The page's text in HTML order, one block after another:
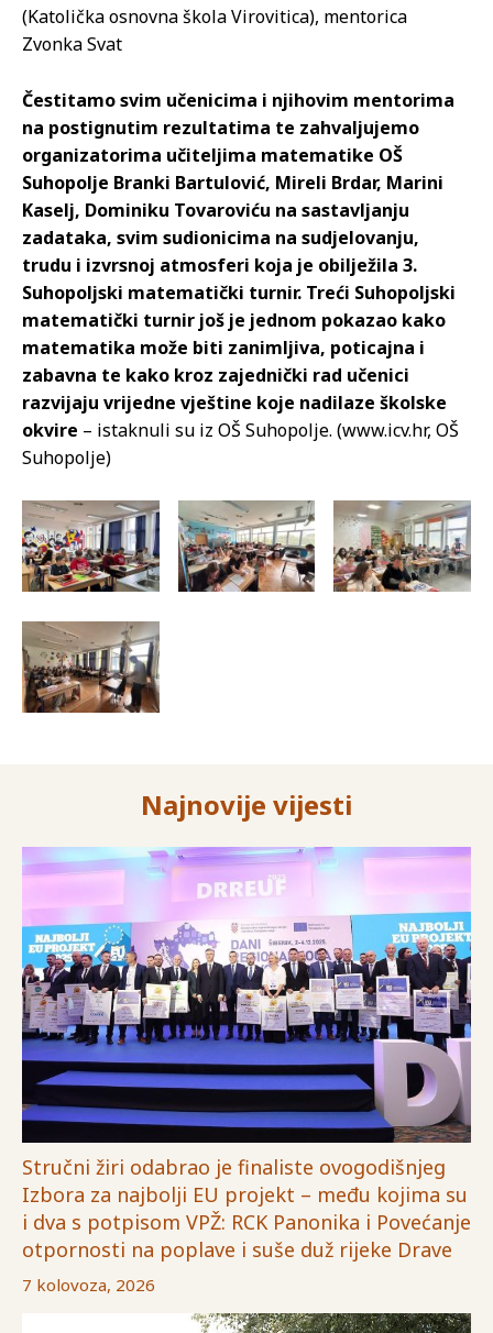
(Katolička osnovna škola Virovitica), mentorica
Zvonka Svat
Čestitamo svim učenicima i njihovim mentorima
na postignutim rezultatima te zahvaljujemo
organizatorima učiteljima matematike OŠ
Suhopolje Branki Bartulović, Mireli Brdar, Marini
Kaselj, Dominiku Tovaroviću na sastavljanju
zadataka, svim sudionicima na sudjelovanju,
trudu i izvrsnoj atmosferi koja je obilježila 3.
Suhopoljski matematički turnir. Treći Suhopoljski
matematički turnir još je jednom pokazao kako
matematika može biti zanimljiva, poticajna i
zabavna te kako kroz zajednički rad učenici
razvijaju vrijedne vještine koje nadilaze školske
okvire – istaknuli su iz OŠ Suhopolje. (www.icv.hr, OŠ
Suhopolje)
Najnovije vijesti
Stručni žiri odabrao je finaliste ovogodišnjeg
Izbora za najbolji EU projekt – među kojima su
i dva s potpisom VPŽ: RCK Panonika i Povećanje
otpornosti na poplave i suše duž rijeke Drave
7 kolovoza, 2026